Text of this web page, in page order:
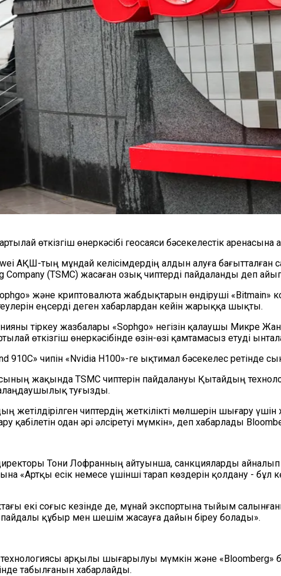
өткізгіш өнеркәсібі геосаяси бәсекелестік аренасына
АҚШ-тың мұндай келісімдердің алдын алуға бағытталған
Company (TSMC) жасаған озық чиптерді пайдаланды деп
және криптовалюта жабдықтарын өндіруші «Bitmain»
еңсерді деген хабарлардан кейін жарыққа шықты.
тіркеу жазбалары «Sophgo» негізін қалаушы Микре
өткізгіш өнеркәсібінде өзін-өзі қамтамасыз етуді
910C» чипін «Nvidia H100»-ге ықтимал бәсекелес ретінде
жақында TSMC чиптерін пайдалануы Қытайдың
туғызды.
жетілдірілген чиптердің жеткілікті мөлшерін шығару
одан әрі әлсіретуі мүмкін», деп хабарлады
Тони Лофранның айтуынша, санкцияларды айналып
«Артқы есік немесе үшінші тарап көздерін қолдану - бұл
екі соғыс кезінде де, мұнай экспортына тыйым
құбыр мен шешім жасауға дайын біреу болады».
арқылы шығарылуы мүмкін және «Bloomberg»
табылғанын хабарлайды.